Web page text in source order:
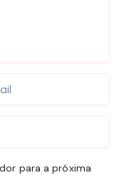
para a próxima